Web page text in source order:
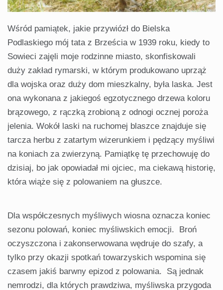
Wśród pamiątek, jakie przywiózł do Bielska
Podlaskiego mój tata z Brześcia w 1939 roku, kiedy to
Sowieci zajęli moje rodzinne miasto, skonfiskowali
duży zakład rymarski, w którym produkowano uprząż
dla wojska oraz duży dom mieszkalny, była laska. Jest
ona wykonana z jakiegoś egzotycznego drzewa koloru
brązowego, z rączką zrobioną z odnogi ocznej poroża
jelenia. Wokół laski na ruchomej blaszce znajduje się
tarcza herbu z zatartym wizerunkiem i pędzący myśliwi
na koniach za zwierzyną. Pamiątkę tę przechowuję do
dzisiaj, bo jak opowiadał mi ojciec, ma ciekawą historię,
która wiąże się z polowaniem na głuszce.
Dla współczesnych myśliwych wiosna oznacza koniec
sezonu polowań, koniec myśliwskich emocji. Broń
oczyszczona i zakonserwowana wędruje do szafy, a
tylko przy okazji spotkań towarzyskich wspomina się
czasem jakiś barwny epizod z polowania. Są jednak
nemrodzi, dla których prawdziwa, myśliwska przygoda